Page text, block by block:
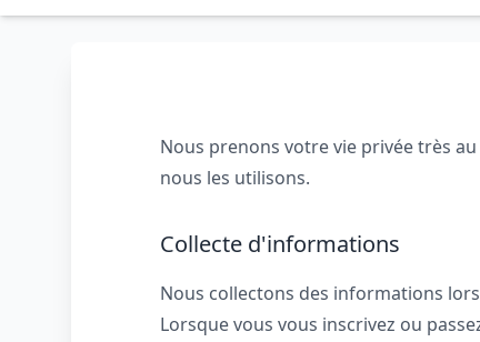
Nous prenons votre vie privée très
nous les utilisons.
Collecte d'informations
Nous collectons des informations
Lorsque vous vous inscrivez ou